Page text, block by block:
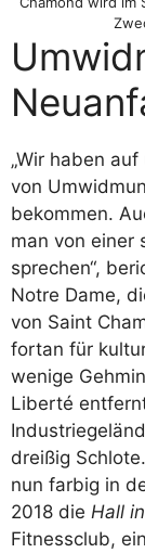
„Wir haben
von
bekommen.
man von einer
sprechen“,
Notre Dame,
von Saint
fortan für
wenige
Liberté
dreißig
nun farbig in
2018 die Hall
Fitnessclub,